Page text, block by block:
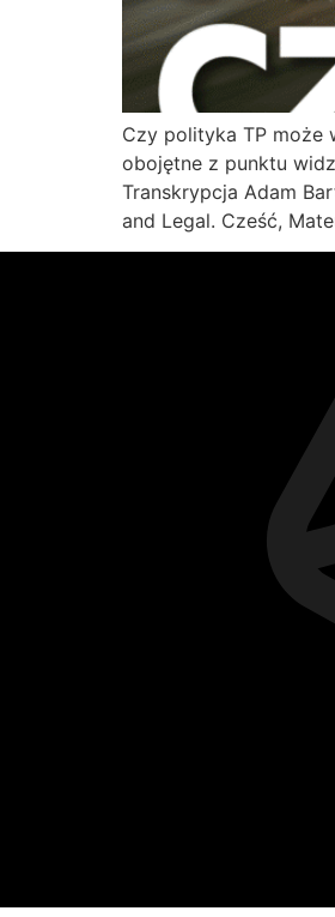
Czy polityka TP może
obojętne z punktu
Transkrypcja Adam
and Legal. Cześć,